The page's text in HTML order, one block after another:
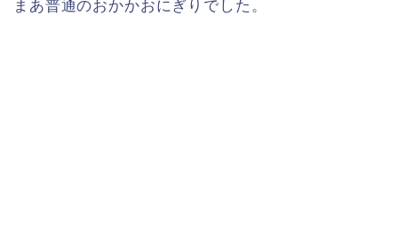
まあ普通のおかかおにぎりでした。